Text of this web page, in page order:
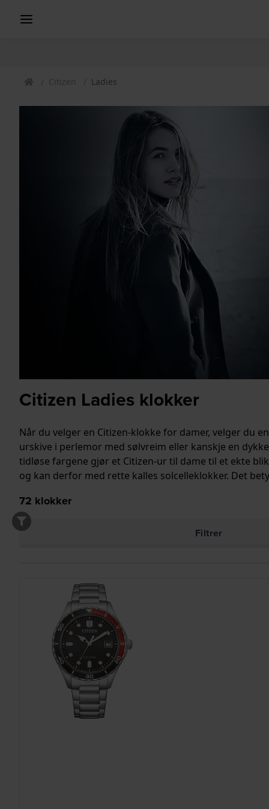
Citizen Ladies
Citizen Ladies klokker
Når du velger en Citizen-klokke for damer, velger du
urskive i perlemor med sølvreim eller kanskje en
tidløse fargene gjør et Citizen-ur til dame til et ekte
og kan derfor med rette kalles solcelleklokker. Det
72 klokker
Filtrer